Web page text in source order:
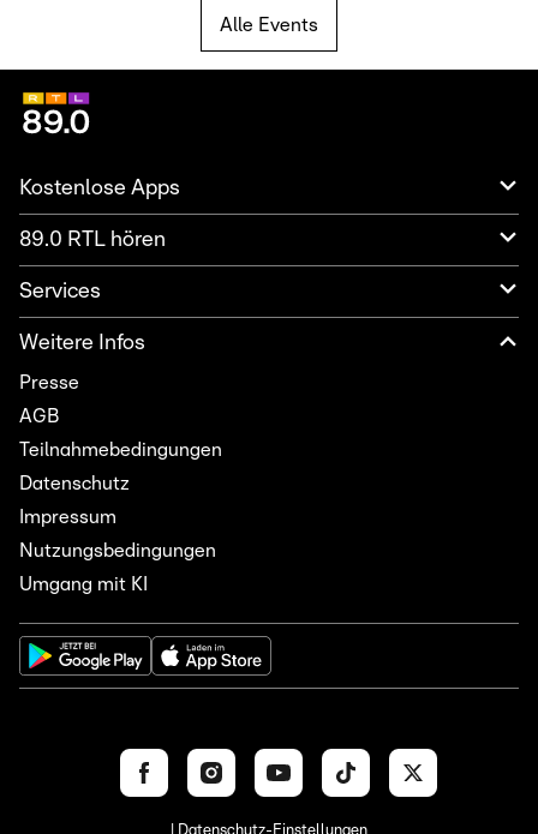
Alle Events
Kostenlose Apps
89.0 RTL hören
Services
Weitere Infos
Presse
AGB
Teilnahmebedingungen
Datenschutz
Impressum
Nutzungsbedingungen
Umgang mit KI